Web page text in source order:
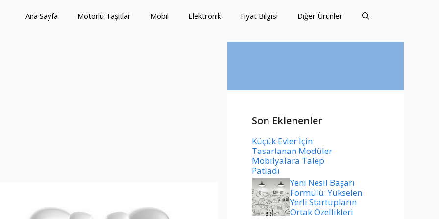
Ana Sayfa Motorlu Taşıtlar Mobil Elektronik Fiyat Bilgisi Diğer Ürünler
Son Eklenenler
Küçük Evler İçin
Tasarlanan Modüler
Mobilyalara Talep
Patladı
Yeni Nesil Başarı
Formülü: Yükselen
Yerli Startupların
Ortak Özellikleri